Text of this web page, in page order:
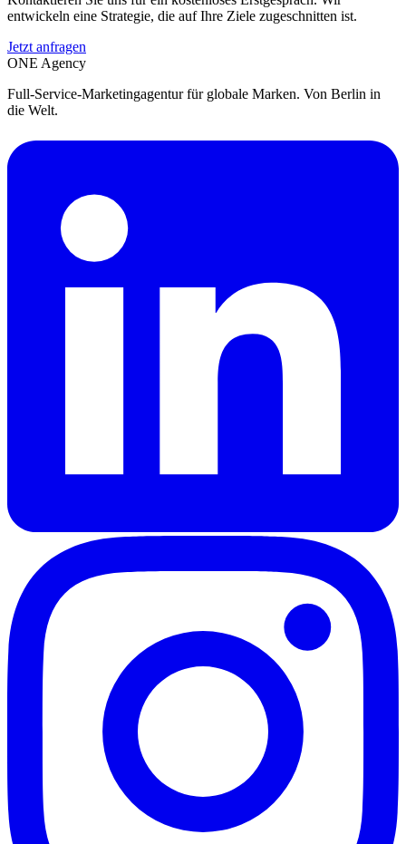
entwickeln eine Strategie, die auf Ihre Ziele zugeschnitten ist.
Jetzt anfragen
ONE Agency
Full-Service-Marketingagentur für globale Marken. Von Berlin in
die Welt.